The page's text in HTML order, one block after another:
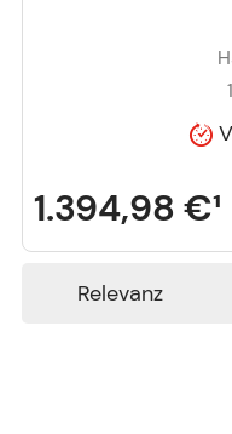
1.394,98 €¹